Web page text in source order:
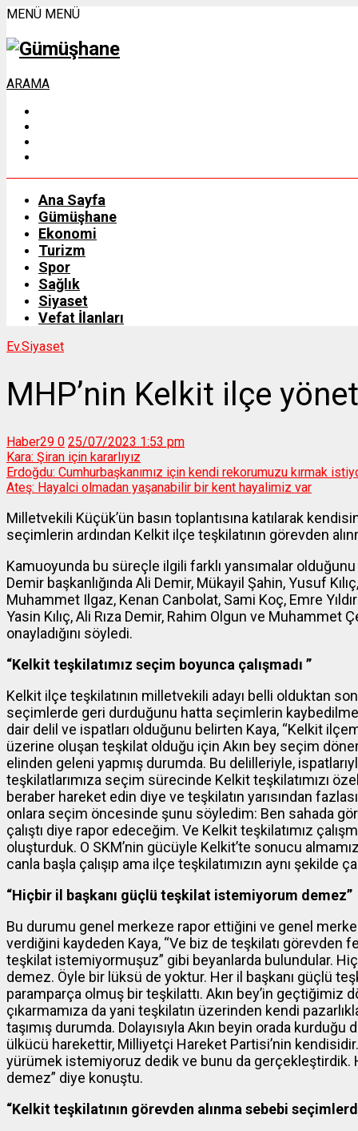
MENÜ MENÜ
ARAMA
Ana Sayfa
Gümüşhane
Ekonomi
Turizm
Spor
Sağlık
Siyaset
Vefat İlanları
Ev.Siyaset
MHP’nin Kelkit ilçe
Haber29 0 25/07/2023 1:53 pm
Kara: Şiran için kararlıyız
Erdoğdu: Cumhurbaşkanımız için kendi rekorumuzu kırmak
Ateş: Hayalci olmadan yaşanabilir bir kent hayalimiz var
Milletvekili Küçük’ün basın toplantısına katılarak
seçimlerin ardından Kelkit ilçe teşkilatının görevden
Kamuoyunda bu süreçle ilgili farklı yansımalar
Demir başkanlığında Ali Demir, Mükayil Şahin, Yusuf
Muhammet Ilgaz, Kenan Canbolat, Sami Koç, Emre
Yasin Kılıç, Ali Rıza Demir, Rahim Olgun ve Muhammet
onayladığını söyledi.
“Kelkit teşkilatımız seçim boyunca çalışmadı ”
Kelkit ilçe teşkilatının milletvekili adayı belli olduktan
seçimlerde geri durduğunu hatta seçimlerin
dair delil ve ispatları olduğunu belirten Kaya, “Kelkit
üzerine oluşan teşkilat olduğu için Akın bey seçim
elinden geleni yapmış durumda. Bu delilleriyle,
teşkilatlarımıza seçim sürecinde Kelkit teşkilatımızı
beraber hareket edin diye ve teşkilatın yarısından
onlara seçim öncesinde şunu söyledim: Ben sahada
çalıştı diye rapor edeceğim. Ve Kelkit teşkilatımız
oluşturduk. O SKM’nin gücüyle Kelkit’te sonucu
canla başla çalışıp ama ilçe teşkilatımızın aynı şekilde
“Hiçbir il başkanı güçlü teşkilat istemiyorum demez”
Bu durumu genel merkeze rapor ettiğini ve genel
verdiğini kaydeden Kaya, “Ve biz de teşkilatı
teşkilat istemiyormuşuz” gibi beyanlarda bulundular.
demez. Öyle bir lüksü de yoktur. Her il başkanı güçlü
paramparça olmuş bir teşkilattı. Akın bey’in geçtiğimiz
çıkarmamıza da yani teşkilatın üzerinden kendi
taşımış durumda. Dolayısıyla Akın beyin orada
ülkücü harekettir, Milliyetçi Hareket Partisi’nin kendisidir.
yürümek istemiyoruz dedik ve bunu da gerçekleştirdik.
demez” diye konuştu.
“Kelkit teşkilatının görevden alınma sebebi